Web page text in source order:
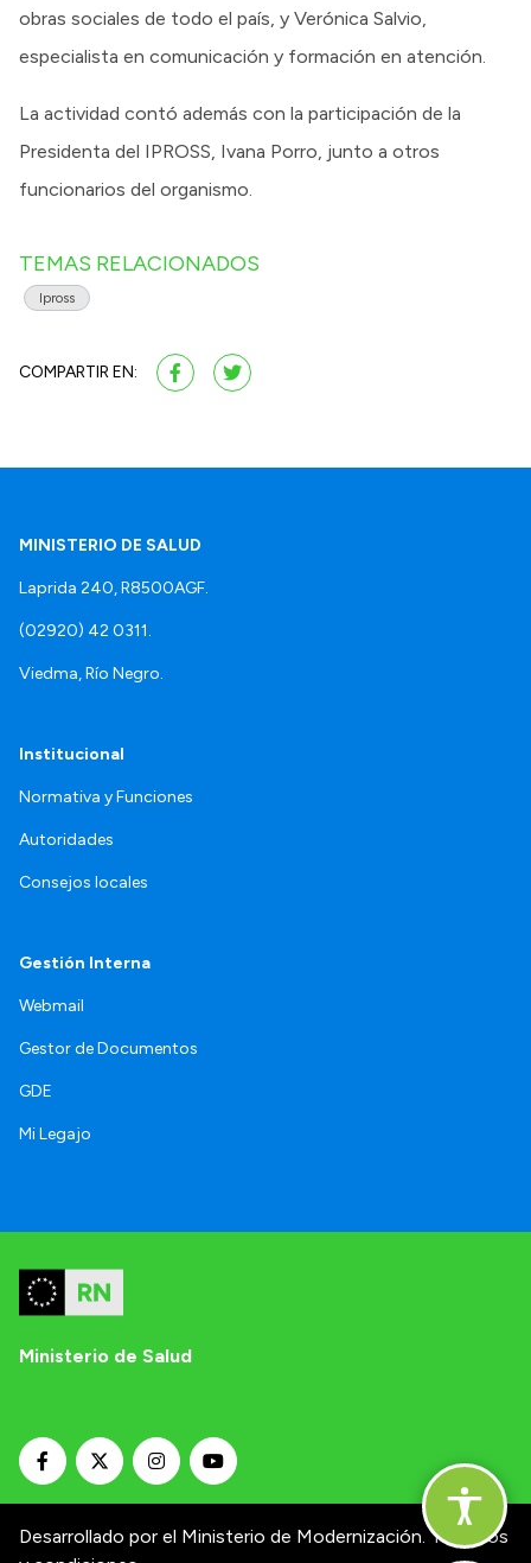
obras sociales de todo el país, y Verónica Salvio,
especialista en comunicación y formación en atención.
La actividad contó además con la participación de la
Presidenta del IPROSS, Ivana Porro, junto a otros
funcionarios del organismo.
TEMAS RELACIONADOS
Ipross
COMPARTIR EN:
MINISTERIO DE SALUD
Laprida 240, R8500AGF.
(02920) 42 0311.
Viedma, Río Negro.
Institucional
Normativa y Funciones
Autoridades
Consejos locales
Gestión Interna
Webmail
Gestor de Documentos
GDE
Mi Legajo
Ministerio de Salud
Desarrollado por el Ministerio de Modernización. Términos